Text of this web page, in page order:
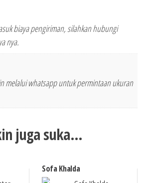
biaya pengiriman, silahkan hubungi
nya.
melalui whatsapp untuk permintaan ukuran
juga suka…
Sofa Khalda